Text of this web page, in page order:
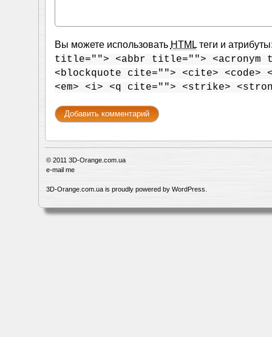
Вы можете использовать HTMLтеги и
title=""> <abbr title=""> <acronym
<blockquote cite=""> <cite> <code>
<em> <i> <q cite=""> <strike>
© 2011 3D-Orange.com.ua
e-mail me
3D-Orange.com.ua is proudly powered by WordPress